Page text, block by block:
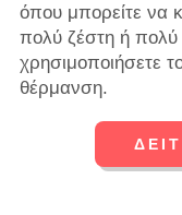
όπου μπορείτε να
πολύ ζέστη ή
χρησιμοποιήσετε
θέρμανση.